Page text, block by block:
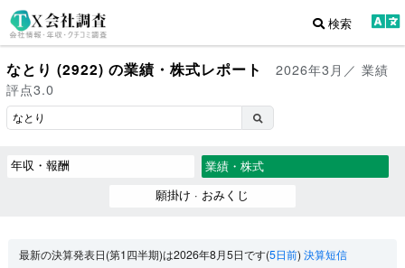
検索
なとり (2922) の業績・株式レポート
2026年3月／ 業績
評点3.0
年収・報酬
業績・株式
願掛け · おみくじ
最新の決算発表日(第1四半期)は2026年8月5日です(5日前)決算短信